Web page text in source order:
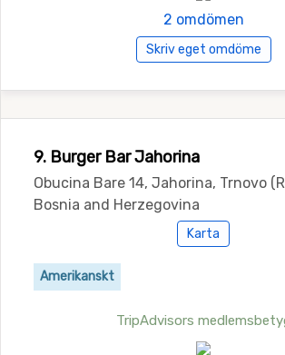
2 omdömen
Skriv eget omdöme
9. Burger Bar Jahorina
Obucina Bare 14, Jahorina, Trnovo
Bosnia and Herzegovina
Karta
Amerikanskt
TripAdvisors